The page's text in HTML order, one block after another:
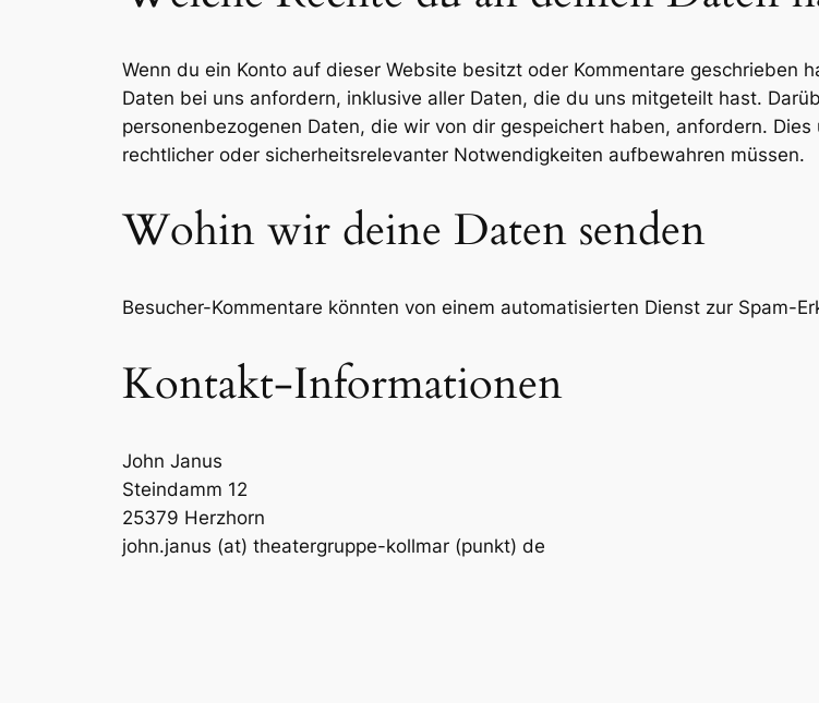
Wenn du ein Konto auf dieser Website besitzt oder Kommentare geschrieben
Daten bei uns anfordern, inklusive aller Daten, die du uns mitgeteilt hast.
personenbezogenen Daten, die wir von dir gespeichert haben, anfordern.
rechtlicher oder sicherheitsrelevanter Notwendigkeiten aufbewahren müssen.
Wohin wir deine Daten senden
Besucher-Kommentare könnten von einem automatisierten Dienst zur Spam-
Kontakt-Informationen
John Janus
Steindamm 12
25379 Herzhorn
john.janus (at) theatergruppe-kollmar (punkt) de